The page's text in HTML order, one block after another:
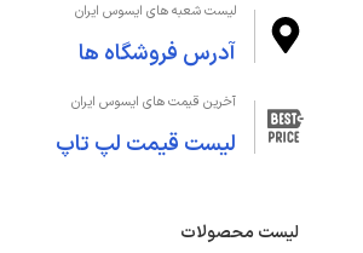
نوع حافظه رم DDR4
صفحه‌نمایش و تصویر
دقت صفحه نمایش
لیست شعبه های ایسوس ایران
آدرس فروشگاه ها
آخرین قیمت های ایسوس ایران
لیست قیمت لپ تاپ
لیست محصولات